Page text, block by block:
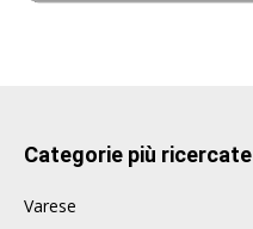
Categorie più ricercate
Varese